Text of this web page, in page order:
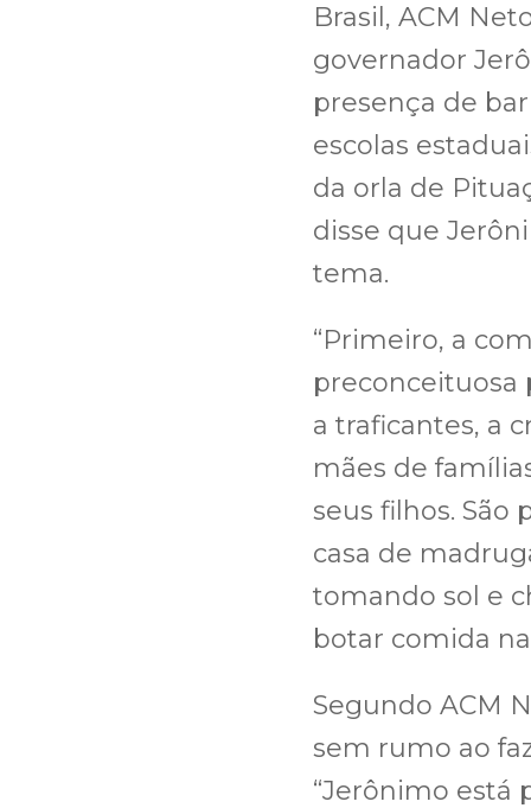
Brasil, ACM
governador
presença de
escolas
da orla de
disse que
tema.
“Primeiro, a
preconceituosa
a traficantes, a
mães de
seus filhos. São
casa de
tomando sol e
botar comida
Segundo ACM
sem rumo ao
“Jerônimo está